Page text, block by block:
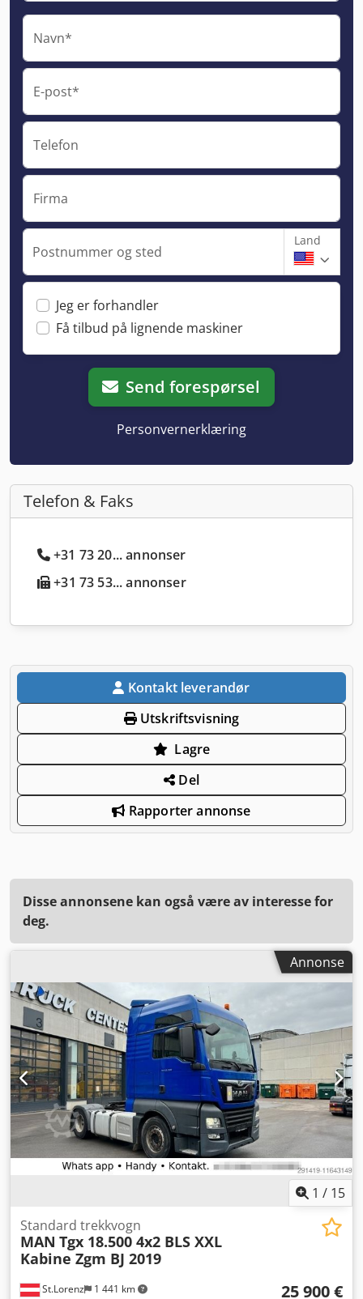
Navn*
E-post*
Telefon
Firma
Postnummer og sted
Land
Jeg er forhandler
Få tilbud på lignende maskiner
Send forespørsel
Personvernerklæring
Telefon & Faks
+31 73 20... annonser
+31 73 53... annonser
Kontakt leverandør
Utskriftsvisning
Lagre
Del
Rapporter annonse
Disse annonsene kan også være av interesse for
deg.
Annonse
1 / 15
St.Lorenz 1 441 km
Standard trekkvogn
MAN Tgx 18.500 4x2 BLS XXL
Kabine Zgm BJ 2019
25 900 €